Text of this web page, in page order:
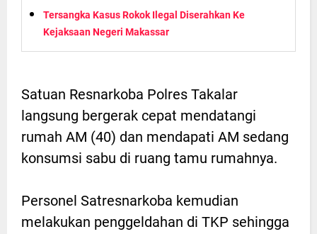
Tersangka Kasus Rokok Ilegal Diserahkan Ke
Kejaksaan Negeri Makassar
Satuan Resnarkoba Polres Takalar
langsung bergerak cepat mendatangi
rumah AM (40) dan mendapati AM sedang
konsumsi sabu di ruang tamu rumahnya.
Personel Satresnarkoba kemudian
melakukan penggeldahan di TKP sehingga